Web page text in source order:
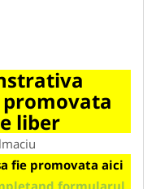
liber
fie promovata aici
formularul